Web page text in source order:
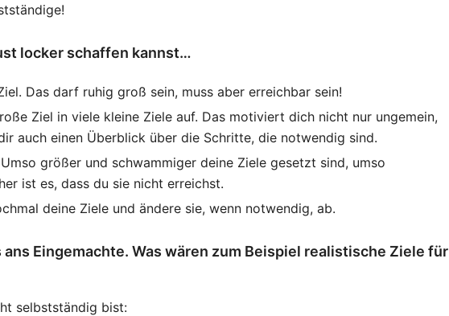
locker schaffen kannst…
Das darf ruhig groß sein, muss aber erreichbar sein!
Ziel in viele kleine Ziele auf. Das motiviert dich nicht nur ungemein,
auch einen Überblick über die Schritte, die notwendig sind.
größer und schwammiger deine Ziele gesetzt sind, umso
ist es, dass du sie nicht erreichst.
deine Ziele und ändere sie, wenn notwendig, ab.
ans Eingemachte. Was wären zum Beispiel realistische Ziele für
selbstständig bist: